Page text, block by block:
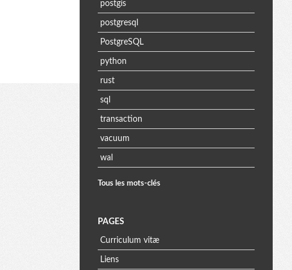
postgis
postgresql
PostgreSQL
python
rust
sql
transaction
vacuum
wal
Tous les mots-clés
PAGES
Curriculum vitæ
Liens